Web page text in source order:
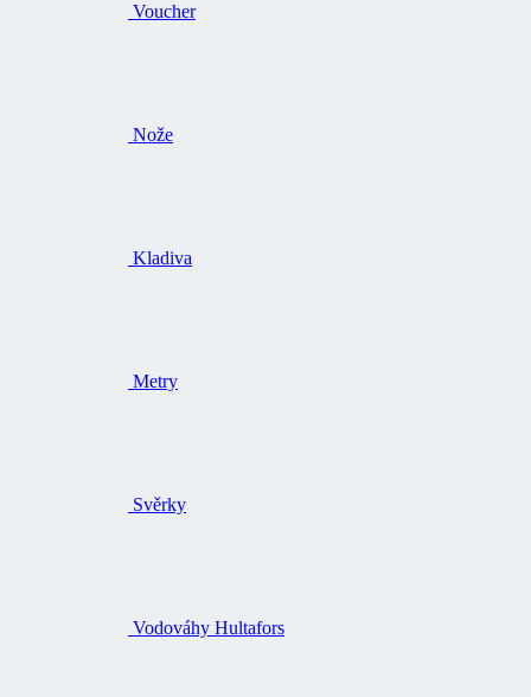
Voucher
Nože
Kladiva
Metry
Svěrky
Vodováhy Hultafors